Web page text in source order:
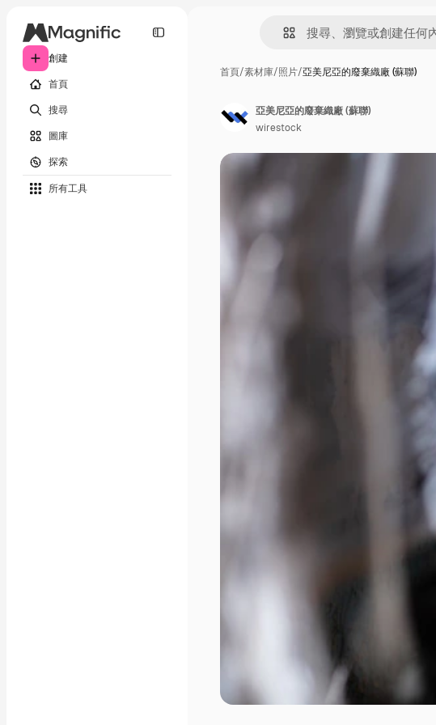
創建
首頁
搜尋
圖庫
探索
所有工具
首頁/素材庫/照片/亞美尼亞的廢棄織廠 (蘇聯)
亞美尼亞的廢棄織廠 (蘇聯)
wirestock